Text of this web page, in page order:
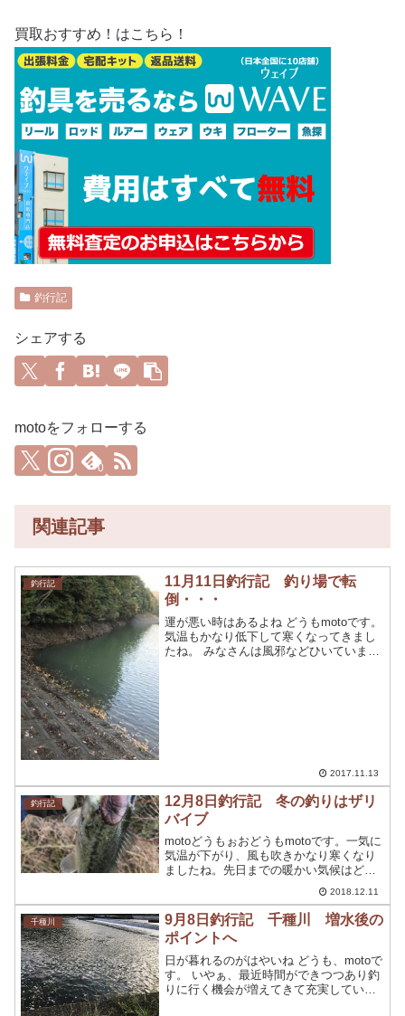
買取おすすめ！はこちら！
釣行記
シェアする
motoをフォローする
0
関連記事
釣行記
11月11日釣行記 釣り場で転
倒・・・
運が悪い時はあるよね どうもmotoです。
気温もかなり低下して寒くなってきまし
たね。 みなさんは風邪などひいていませ
2017.11.13
釣行記
12月8日釣行記 冬の釣りはザリ
バイブ
motoどうもぉおどうもmotoです。一気に
気温が下がり、風も吹きかなり寒くなり
ましたね。先日までの暖かい気候はどこ
にいったのか。。。とても釣りやすい気
候だったので、釣りに行くのが快適だっ
たのですが、今日は極寒！少しだけ時間
ができたので短時...
2018.12.11
千種川
9月8日釣行記 千種川 増水後の
ポイントへ
日が暮れるのがはやいね どうも、motoで
す。 いやぁ、最近時間ができつつあり釣
りに行く機会が増えてきて充実していま